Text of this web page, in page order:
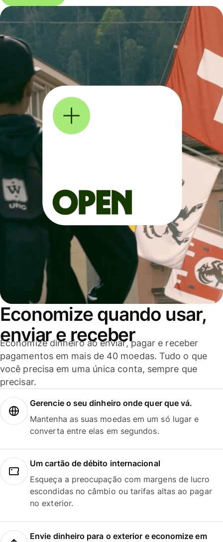
Economize quando usar,
enviar e receber
Economize dinheiro ao enviar, pagar e receber
pagamentos em mais de 40 moedas. Tudo o que
você precisa em uma única conta, sempre que
precisar.
Gerencie o seu dinheiro onde quer que vá.
Mantenha as suas moedas em um só lugar e
converta entre elas em segundos.
Um cartão de débito internacional
Esqueça a preocupação com margens de lucro
escondidas no câmbio ou tarifas altas ao pagar
no exterior.
Envie dinheiro para o exterior e economize em